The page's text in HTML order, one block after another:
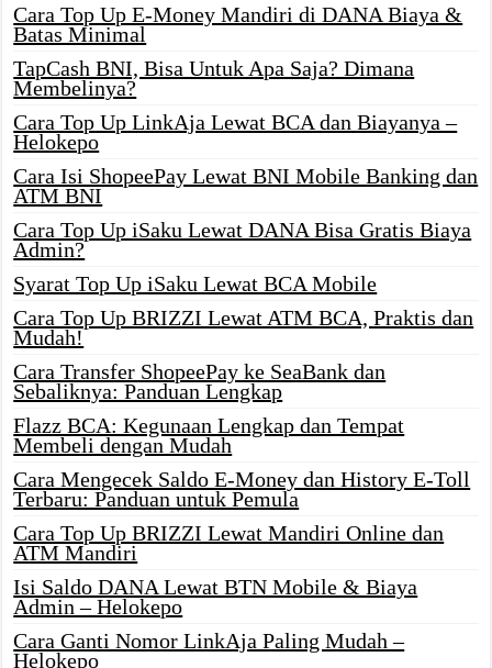
Cara Top Up E-Money Mandiri di DANA Biaya &
Batas Minimal
TapCash BNI, Bisa Untuk Apa Saja? Dimana
Membelinya?
Cara Top Up LinkAja Lewat BCA dan Biayanya –
Helokepo
Cara Isi ShopeePay Lewat BNI Mobile Banking dan
ATM BNI
Cara Top Up iSaku Lewat DANA Bisa Gratis Biaya
Admin?
Syarat Top Up iSaku Lewat BCA Mobile
Cara Top Up BRIZZI Lewat ATM BCA, Praktis dan
Mudah!
Cara Transfer ShopeePay ke SeaBank dan
Sebaliknya: Panduan Lengkap
Flazz BCA: Kegunaan Lengkap dan Tempat
Membeli dengan Mudah
Cara Mengecek Saldo E-Money dan History E-Toll
Terbaru: Panduan untuk Pemula
Cara Top Up BRIZZI Lewat Mandiri Online dan
ATM Mandiri
Isi Saldo DANA Lewat BTN Mobile & Biaya
Admin – Helokepo
Cara Ganti Nomor LinkAja Paling Mudah –
Helokepo